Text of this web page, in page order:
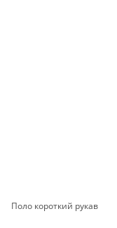
Поло короткий рукав